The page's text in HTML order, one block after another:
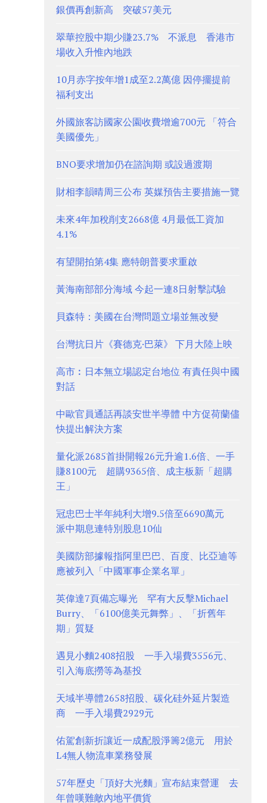
銀價再創新高 突破57美元
翠華控股中期少賺23.7% 不派息 香港市
場收入升惟內地跌
10月赤字按年增1成至2.2萬億 因停擺提前
福利支出
外國旅客訪國家公園收費增逾700元 「符合
美國優先」
BNO要求增加仍在諮詢期 或設過渡期
財相李韻晴周三公布 英媒預告主要措施一覽
未來4年加稅削支2668億 4月最低工資加
4.1%
有望開拍第4集 應特朗普要求重啟
黃海南部部分海域 今起一連8日射擊試驗
貝森特：美國在台灣問題立場並無改變
台灣抗日片《賽德克·巴萊》 下月大陸上映
高市︰日本無立場認定台地位 有責任與中國
對話
中歐官員通話再談安世半導體 中方促荷蘭儘
快提出解決方案
量化派2685首掛開報26元升逾1.6倍、一手
賺8100元 超購9365倍、成主板新「超購
王」
冠忠巴士半年純利大增9.5倍至6690萬元
派中期息連特別股息10仙
美國防部據報指阿里巴巴、百度、比亞迪等
應被列入「中國軍事企業名單」
英偉達7頁備忘曝光 罕有大反擊Michael
Burry、「6100億美元舞弊」、「折舊年
期」質疑
遇見小麵2408招股 一手入場費3556元、
引入海底撈等為基投
天域半導體2658招股、碳化硅外延片製造
商 一手入場費2929元
佑駕創新折讓近一成配股淨籌2億元 用於
L4無人物流車業務發展
57年歷史「頂好大光麵」宣布結束營運 去
年曾嘆難敵內地平價貨